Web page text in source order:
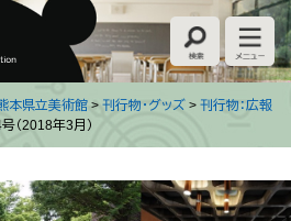
本県立美術館 > 刊行物・グッズ > 刊行物：広報
（2018年3月）